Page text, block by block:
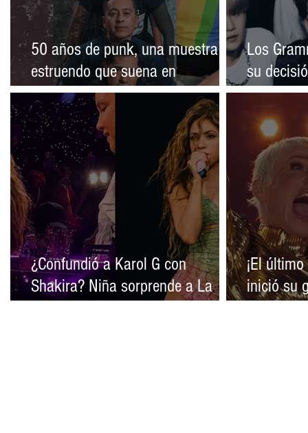
50 años de punk, una muestra del
estruendo que suena en
Latinoamérica
Los
su
los
¿Confundió a Karol G con
Shakira? Niña sorprende a La
¡El
inició su